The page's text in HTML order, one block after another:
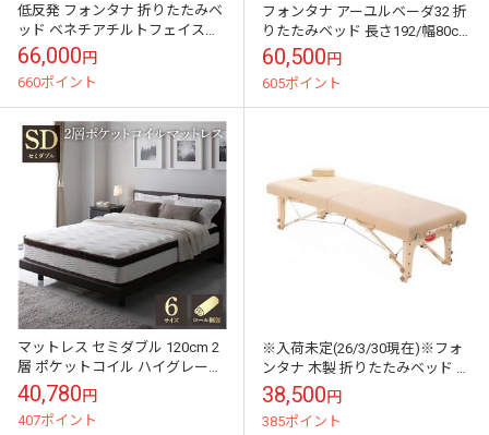
低反発 フォンタナ 折りたたみベ
ッド ベネチアチルトフェイスホ
ール 長さ182/幅75cm 1色 リクラ
イニングベッド【送料無料】
66,000円
660ポイント
フォンタナ アーユルベーダ32 折
りたたみベッド 長さ192/幅80cm
1色ブラウン 無孔 木製【送料無
料】
60,500円
605ポイント
マットレス セミダブル 120cm 2
層 ポケットコイル ハイグレード
快眠 ニット 体圧分散 1年保証 コ
ンパクト 圧縮梱包送料...
40,780円
407ポイント
※入荷未定(26/3/30現在)※フォ
ンタナ 木製 折りたたみベッド リ
ビエラスポーツ25 ロータイプ 長
さ182/幅63cm 2...
38,500円
385ポイント